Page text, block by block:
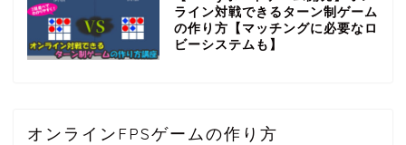
ライン対戦できるターン制ゲーム
の作り方【マッチングに必要なロ
ビーシステムも】
オンラインFPSゲームの作り方